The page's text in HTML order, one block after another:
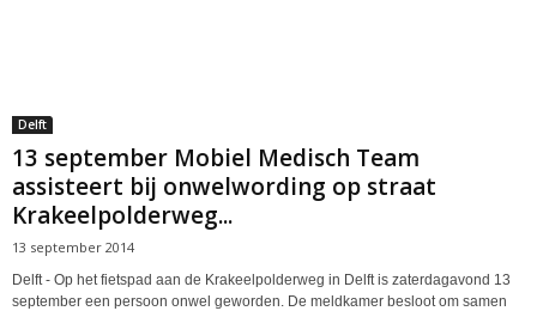
Delft
13 september Mobiel Medisch Team
assisteert bij onwelwording op straat
Krakeelpolderweg...
13 september 2014
Delft - Op het fietspad aan de Krakeelpolderweg in Delft is zaterdagavond 13
september een persoon onwel geworden. De meldkamer besloot om samen